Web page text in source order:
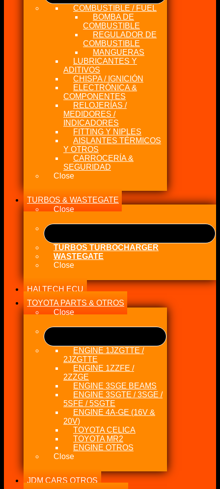
COMBUSTIBLE / FUEL
BOMBA DE
COMBUSTIBLE
REGULADOR DE
COMBUSTIBLE
MANGUERAS
LUBRICANTES Y
ADITIVOS
CHISPA / IGNICIÓN
ELECTRÓNICA &
COMPONENTES
RELOJERÍAS /
MEDIDORES /
INDICADORES
FITTING Y NIPLES
AISLANTES TÉRMICOS
Y OTROS
CARROCERÍA &
SEGURIDAD
Close
TURBOS & WASTEGATE
Close
TURBOS TURBOCHARGER
WASTEGATE
Close
HALTECH ECU
TOYOTA PARTS & OTROS
Close
ENGINE 1JZGTTE /
2JZGTTE
ENGINE 1ZZFE /
2ZZGE
ENGINE 3SGE BEAMS
ENGINE 3SGTE / 3SGE /
5SFE / 5SGTE
ENGINE 4A-GE (16V &
20V)
TOYOTA CELICA
TOYOTA MR2
ENGINE OTROS
Close
JDM CARS OTROS